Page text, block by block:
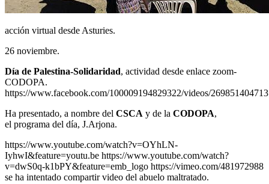
acción virtual desde Asturies.
26 noviembre.
Día de Palestina-Solidaridad, actividad desde enlace zoom-
CODOPA.
https://www.facebook.com/100009194829322/videos/
Ha presentado, a nombre del CSCA y de la CODOPA,
el programa del día, J.Arjona.
https://www.youtube.com/watch?v=OYhLN-
IyhwI&feature=youtu.be https://www.youtube.com/watch?
v=dwS0q-k1bPY&feature=emb_logo https://vimeo.com/481972988
se ha intentado compartir video del abuelo maltratado.